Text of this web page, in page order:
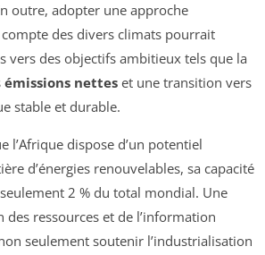
outre, adopter une approche
des divers climats pourrait
vers des objectifs ambitieux tels que la
émissions nettes et une transition vers
stable et durable.
l’Afrique dispose d’un potentiel
d’énergies renouvelables, sa capacité
2 % du total mondial. Une
ressources et de l’information
seulement soutenir l’industrialisation